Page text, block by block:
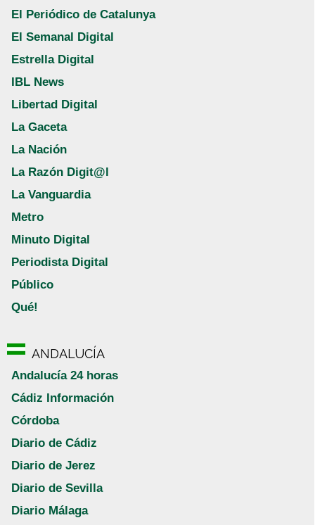
El Periódico de Catalunya
El Semanal Digital
Estrella Digital
IBL News
Libertad Digital
La Gaceta
La Nación
La Razón Digit@l
La Vanguardia
Metro
Minuto Digital
Periodista Digital
Público
Qué!
ANDALUCÍA
Andalucía 24 horas
Cádiz Información
Córdoba
Diario de Cádiz
Diario de Jerez
Diario de Sevilla
Diario Málaga